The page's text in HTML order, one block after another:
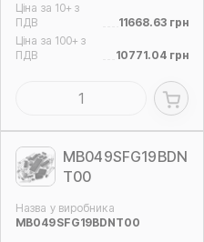
Ціна за 10+ з
ПДВ
11668.63 грн
Ціна за 100+ з
ПДВ
10771.04 грн
MB049SFG19BDN
T00
Назва у виробника
MB049SFG19BDNT00